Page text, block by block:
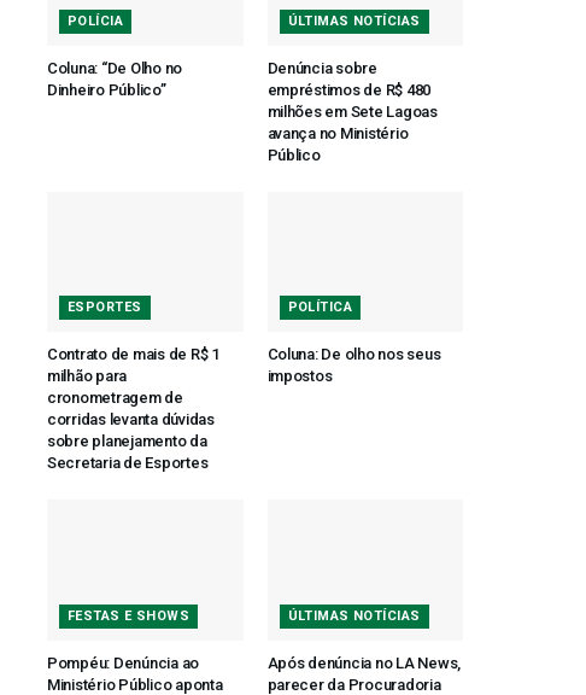
POLÍCIA
Coluna: “De Olho no
Dinheiro Público”
ÚLTIMAS NOTÍCIAS
Denúncia sobre
empréstimos de R$ 480
milhões em Sete Lagoas
avança no Ministério
Público
ESPORTES
Contrato de mais de R$ 1
milhão para
cronometragem de
corridas levanta dúvidas
sobre planejamento da
Secretaria de Esportes
POLÍTICA
Coluna: De olho nos seus
impostos
FESTAS E SHOWS
Pompéu: Denúncia ao
Ministério Público aponta
ÚLTIMAS NOTÍCIAS
Após denúncia no LA News,
parecer da Procuradoria